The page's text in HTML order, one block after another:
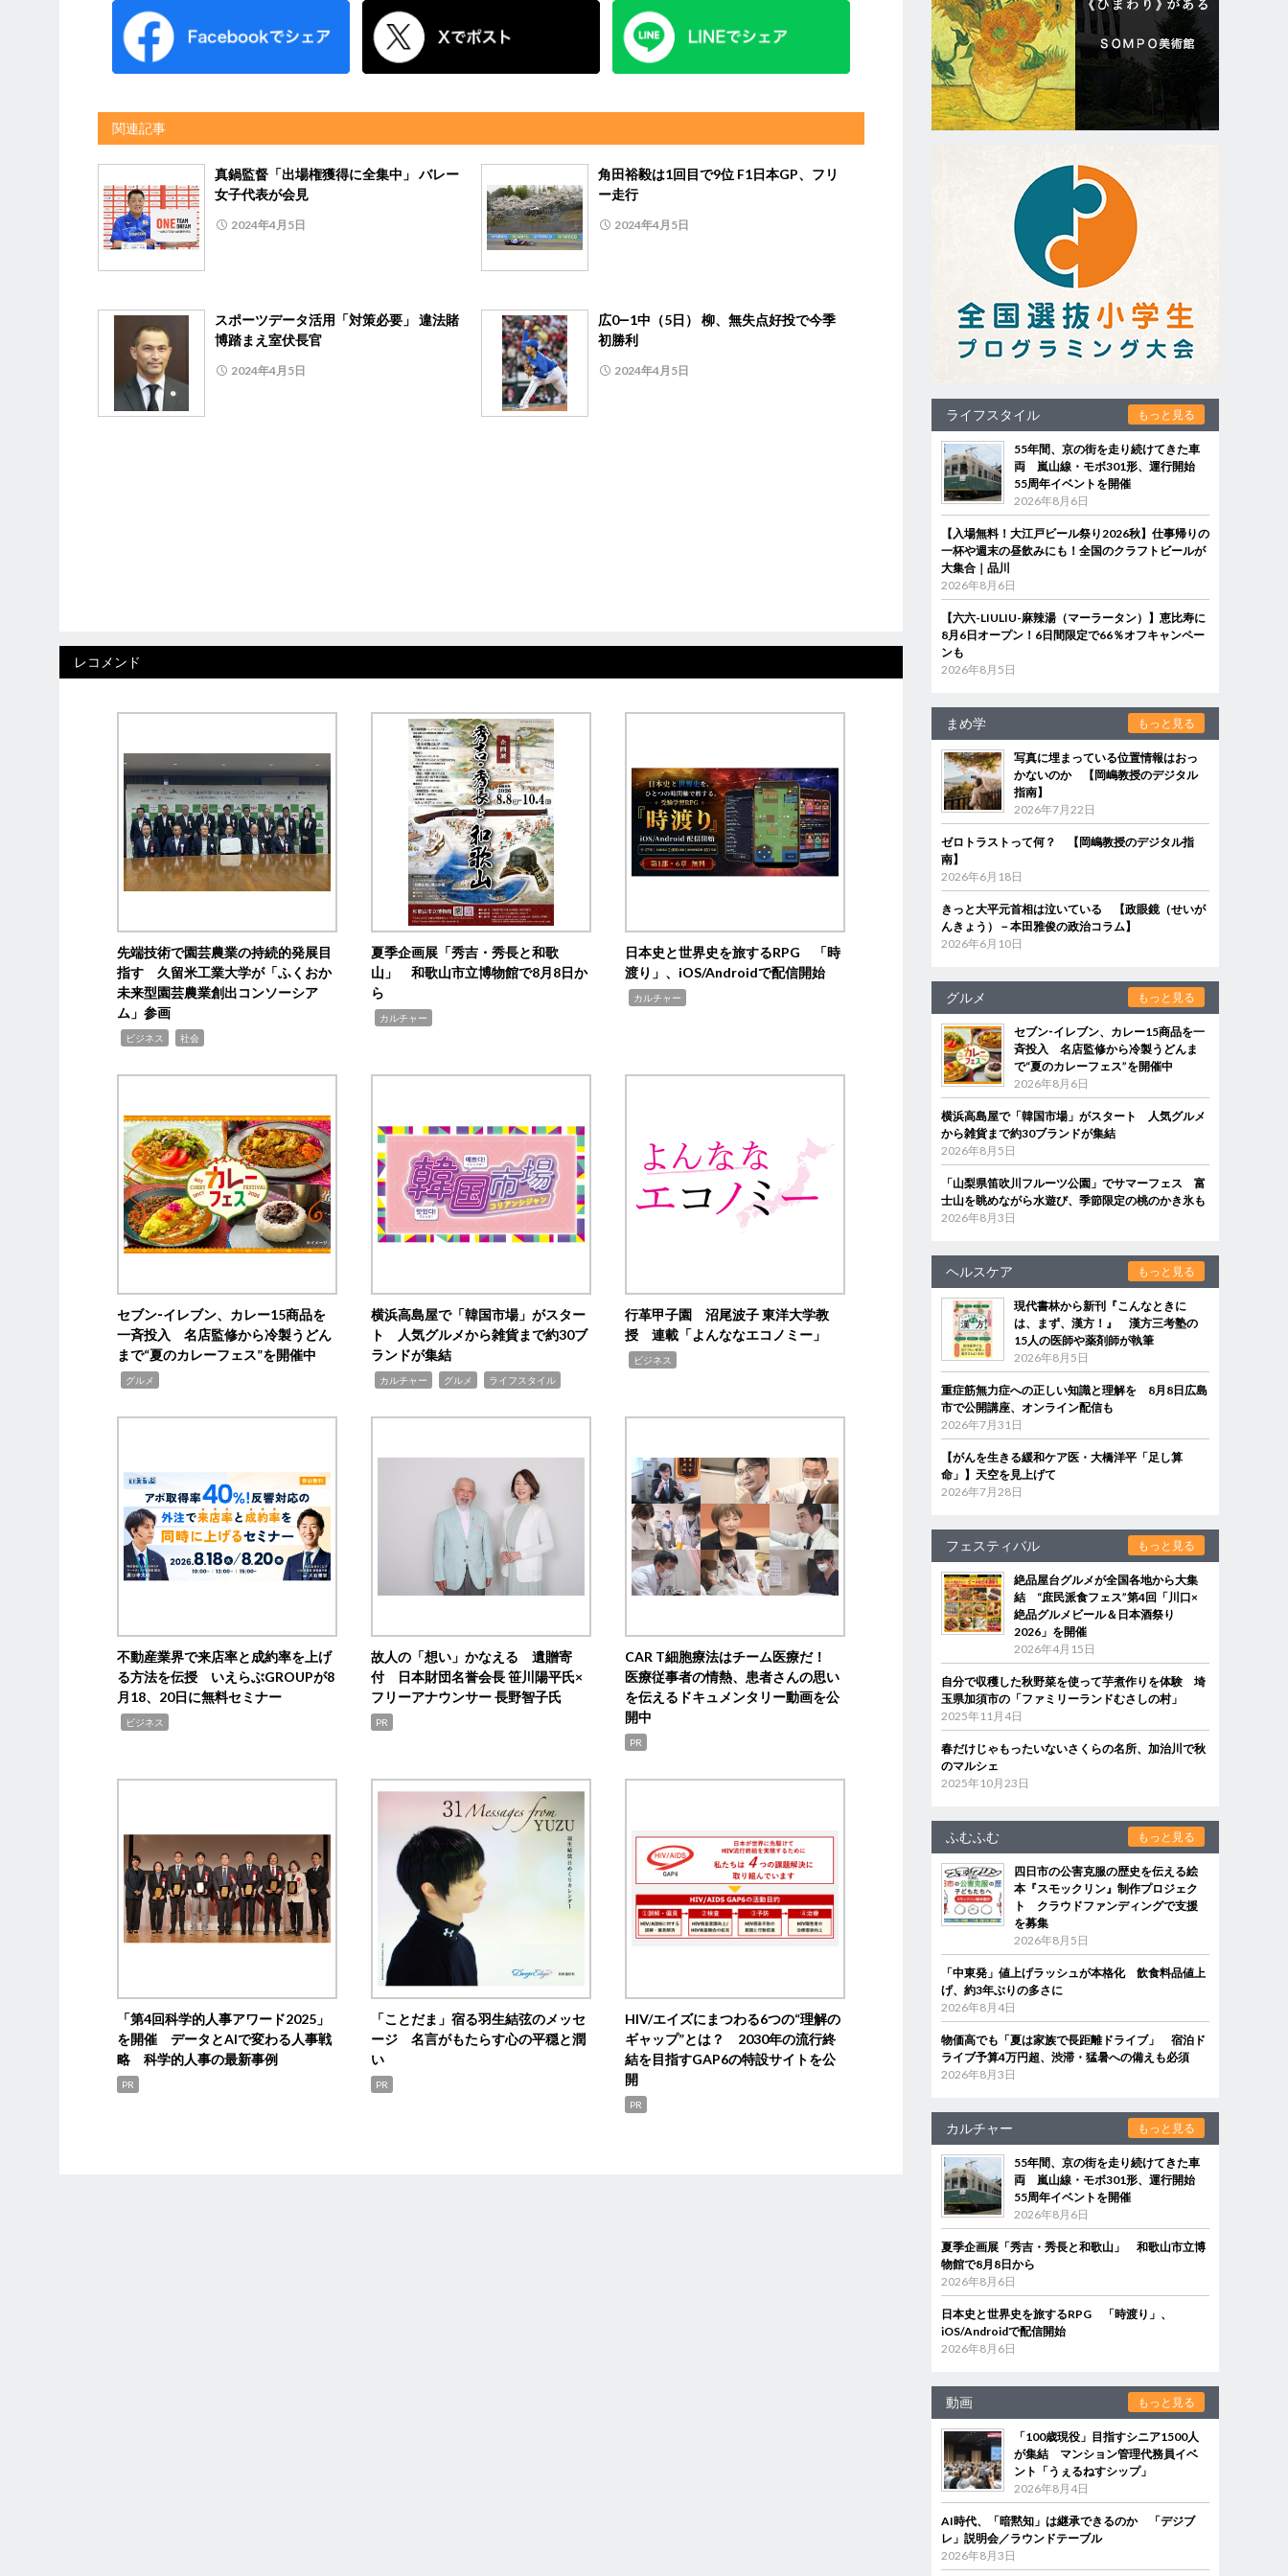
関連記事
真鍋監督「出場権獲得に全集中」 バレー
女子代表が会見
2024年4月5日
角田裕毅は1回目で9位 F1日本GP、フリ
ー走行
2024年4月5日
スポーツデータ活用「対策必要」 違法賭
博踏まえ室伏長官
2024年4月5日
広0―1中（5日） 柳、無失点好投で今季
初勝利
2024年4月5日
レコメンド
先端技術で園芸農業の持続的発展目
指す 久留米工業大学が「ふくおか
未来型園芸農業創出コンソーシア
ム」参画
ビジネス 社会
夏季企画展「秀吉・秀長と和歌
山」 和歌山市立博物館で8月8日か
ら
カルチャー
日本史と世界史を旅するRPG 「時
渡り」、iOS/Androidで配信開始
カルチャー
セブン‐イレブン、カレー15商品を
一斉投入 名店監修から冷製うどん
まで“夏のカレーフェス”を開催中
グルメ
横浜高島屋で「韓国市場」がスター
ト 人気グルメから雑貨まで約30ブ
ランドが集結
カルチャー グルメ ライフスタイル
行革甲子園 沼尾波子 東洋大学教
授 連載「よんななエコノミー」
ビジネス
不動産業界で来店率と成約率を上げ
る方法を伝授 いえらぶGROUPが8
月18、20日に無料セミナー
ビジネス
故人の「想い」かなえる 遺贈寄
付 日本財団名誉会長 笹川陽平氏×
フリーアナウンサー 長野智子氏
PR
CAR T細胞療法はチーム医療だ！
医療従事者の情熱、患者さんの思い
を伝えるドキュメンタリー動画を公
開中
PR
「第4回科学的人事アワード2025」
を開催 データとAIで変わる人事戦
略 科学的人事の最新事例
PR
「ことだま」宿る羽生結弦のメッセ
ージ 名言がもたらす心の平穏と潤
い
PR
HIV/エイズにまつわる6つの“理解の
ギャップ”とは？ 2030年の流行終
結を目指すGAP6の特設サイトを公
開
PR
ライフスタイル もっと見る
55年間、京の街を走り続けてきた車
両 嵐山線・モボ301形、運行開始
55周年イベントを開催
2026年8月6日
【入場無料！大江戸ビール祭り2026秋】仕事帰りの
一杯や週末の昼飲みにも！全国のクラフトビールが
大集合｜品川
2026年8月6日
【六六-LIULIU-麻辣湯（マーラータン）】恵比寿に
8月6日オープン！6日間限定で66％オフキャンペー
ンも
2026年8月5日
まめ学 もっと見る
写真に埋まっている位置情報はおっ
かないのか 【岡嶋教授のデジタル
指南】
2026年7月22日
ゼロトラストって何？ 【岡嶋教授のデジタル指
南】
2026年6月18日
きっと大平元首相は泣いている 【政眼鏡（せいが
んきょう）－本田雅俊の政治コラム】
2026年6月10日
グルメ もっと見る
セブン‐イレブン、カレー15商品を一
斉投入 名店監修から冷製うどんま
で“夏のカレーフェス”を開催中
2026年8月6日
横浜高島屋で「韓国市場」がスタート 人気グルメ
から雑貨まで約30ブランドが集結
2026年8月5日
「山梨県笛吹川フルーツ公園」でサマーフェス 富
士山を眺めながら水遊び、季節限定の桃のかき氷も
2026年8月3日
ヘルスケア もっと見る
現代書林から新刊『こんなときに
は、まず、漢方！』 漢方三考塾の
15人の医師や薬剤師が執筆
2026年8月5日
重症筋無力症への正しい知識と理解を 8月8日広島
市で公開講座、オンライン配信も
2026年7月31日
【がんを生きる緩和ケア医・大橋洋平「足し算
命」】天空を見上げて
2026年7月28日
フェスティバル もっと見る
絶品屋台グルメが全国各地から大集
結 “庶民派食フェス”第4回「川口×
絶品グルメビール＆日本酒祭り
2026」を開催
2026年4月15日
自分で収穫した秋野菜を使って芋煮作りを体験 埼
玉県加須市の「ファミリーランドむさしの村」
2025年11月4日
春だけじゃもったいないさくらの名所、加治川で秋
のマルシェ
2025年10月23日
ふむふむ もっと見る
四日市の公害克服の歴史を伝える絵
本『スモックリン』制作プロジェク
ト クラウドファンディングで支援
を募集
2026年8月5日
「中東発」値上げラッシュが本格化 飲食料品値上
げ、約3年ぶりの多さに
2026年8月4日
物価高でも「夏は家族で長距離ドライブ」 宿泊ド
ライブ予算4万円超、渋滞・猛暑への備えも必須
2026年8月3日
カルチャー もっと見る
55年間、京の街を走り続けてきた車
両 嵐山線・モボ301形、運行開始
55周年イベントを開催
2026年8月6日
夏季企画展「秀吉・秀長と和歌山」 和歌山市立博
物館で8月8日から
2026年8月6日
日本史と世界史を旅するRPG 「時渡り」、
iOS/Androidで配信開始
2026年8月6日
動画 もっと見る
「100歳現役」目指すシニア1500人
が集結 マンション管理代務員イベ
ント「うぇるねすシップ」
2026年8月4日
AI時代、「暗黙知」は継承できるのか 「デジブ
レ」説明会／ラウンドテーブル
2026年8月3日